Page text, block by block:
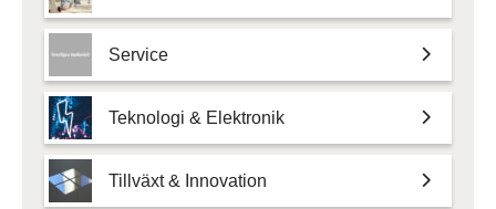
Service
Teknologi & Elektronik
Tillväxt & Innovation